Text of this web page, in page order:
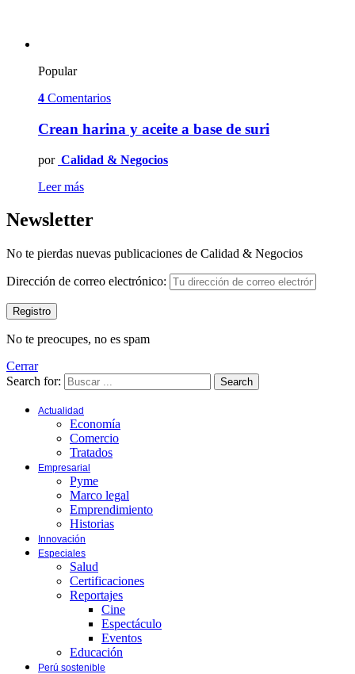
Popular
4 Comentarios
Crean harina y aceite a base de suri
por Calidad & Negocios
Leer más
Newsletter
No te pierdas nuevas publicaciones de Calidad & Negocios
Dirección de correo electrónico:
No te preocupes, no es spam
Cerrar
Search for:
Search
Actualidad
Economía
Comercio
Tratados
Empresarial
Pyme
Marco legal
Emprendimiento
Historias
Innovación
Especiales
Salud
Certificaciones
Reportajes
Cine
Espectáculo
Eventos
Educación
Perú sostenible